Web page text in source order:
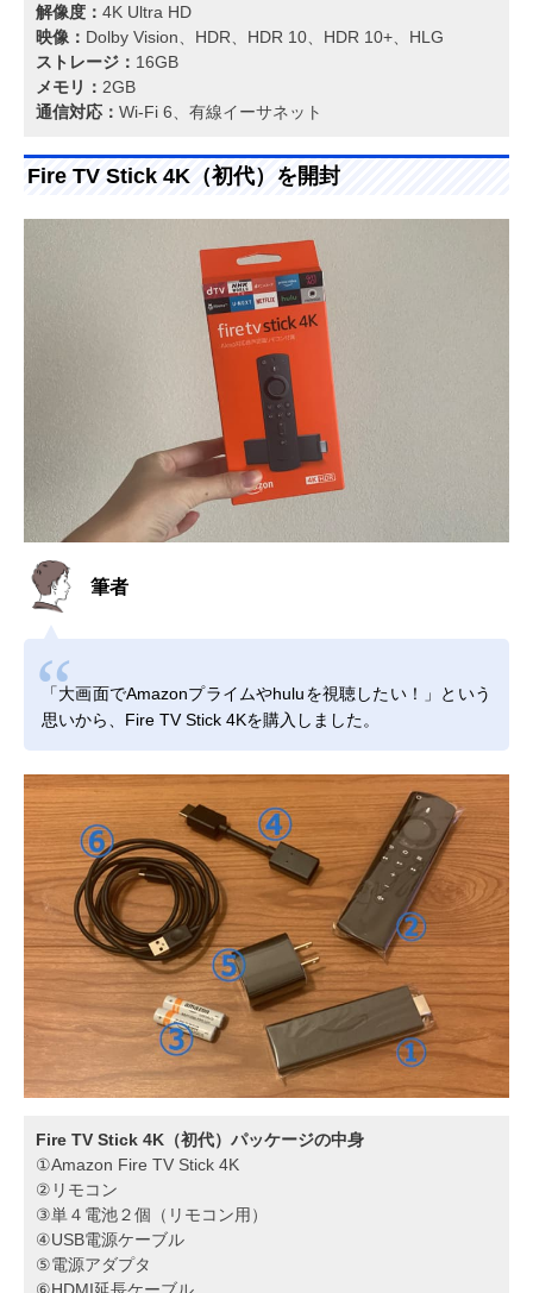
解像度： 4K Ultra HD
映像： Dolby Vision、HDR、HDR 10、HDR 10+、HLG
ストレージ： 16GB
メモリ： 2GB
通信対応： Wi-Fi 6、有線イーサネット
Fire TV Stick 4K（初代）を開封
筆者
「大画面でAmazonプライムやhuluを視聴したい！」という
思いから、Fire TV Stick 4Kを購入しました。
Fire TV Stick 4K（初代）パッケージの中身
①Amazon Fire TV Stick 4K
②リモコン
③単４電池２個（リモコン用）
④USB電源ケーブル
⑤電源アダプタ
⑥HDMI延長ケーブル